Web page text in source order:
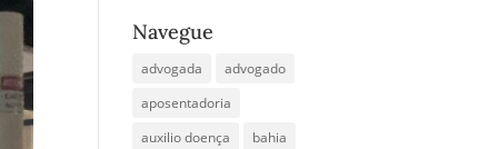
Navegue
advogada
advogado
aposentadoria
auxilio doença
bahia